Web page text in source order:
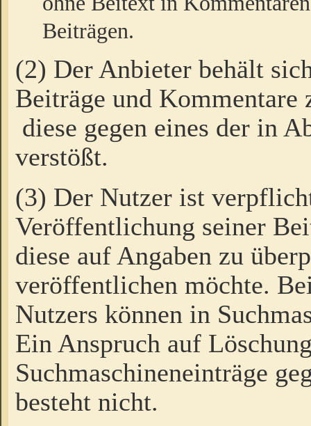
Beiträgen.
(2) Der Anbieter behält
Beiträge und Kommentare
diese gegen eines der in
verstößt.
(3) Der Nutzer ist
Veröffentlichung seiner
diese auf Angaben zu
veröffentlichen möchte.
Nutzers können in
Ein Anspruch auf
Suchmaschineneinträge
besteht nicht.